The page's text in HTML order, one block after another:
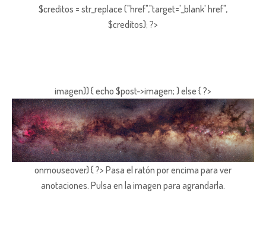
$creditos = str_replace ("href","target='_blank' href",
$creditos); ?>
imagen)) { echo $post->imagen; } else { ?>
onmouseover) { ?> Pasa el ratón por encima para ver
anotaciones. Pulsa en la imagen para agrandarla.